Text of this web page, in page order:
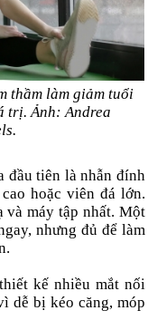
thầm làm giảm tuổi
trị. Ảnh: Andrea
đầu tiên là nhẫn đính
hoặc viên đá lớn.
và máy tập nhất. Một
nhưng đủ để làm
kế nhiều mắt nối
dễ bị kéo căng, móp